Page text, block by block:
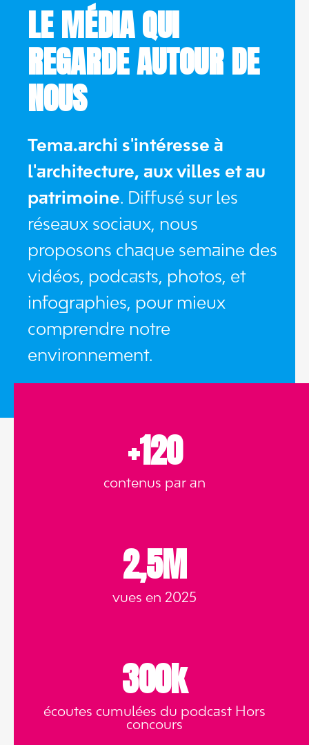
LE MÉDIA QUI
REGARDE AUTOUR DE
NOUS
Tema.archi s'intéresse à
l'architecture, aux villes et au
patrimoine. Diffusé sur les
réseaux sociaux, nous
proposons chaque semaine des
vidéos, podcasts, photos, et
infographies, pour mieux
comprendre notre
environnement.
+120
contenus par an
2,5M
vues en 2025
300k
écoutes cumulées du podcast Hors
concours